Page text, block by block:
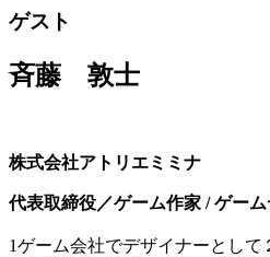
ゲスト
斉藤 敦士
株式会社アトリエミミナ
代表取締役／ゲーム作家 / ゲー
1ゲーム会社でデザイナーとし